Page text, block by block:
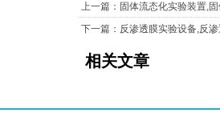
上一篇：固体流态化实验装置,
下一篇：反渗透膜实验设备,反
相关文章